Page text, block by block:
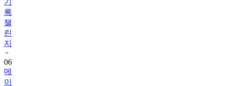
챌
린
지
06
메
이
퓨